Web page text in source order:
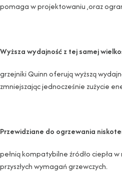
pomaga w projektowaniu ,oraz
Wyższa wydajność z tej samej
grzejniki Quinn oferują wyższą
zmniejszając jednocześnie zużycie
Przewidziane do ogrzewania
pełnią kompatybilne źródło ciepła
przyszłych wymagań grzewczych.